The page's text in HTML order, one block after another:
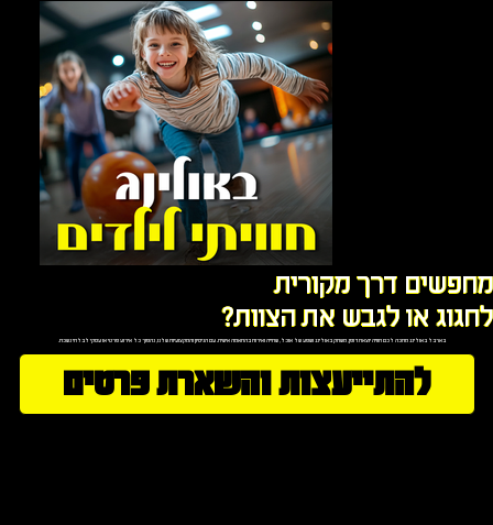
מחפשים דרך מקורית
לחגוג או לגבש את הצוות?
בארבל באולינג מחכה לכם חוויה יוצאת דופן, משחק באולינג ושפע של אוכל, שתייה ואירוח בהתאמה אישית. עם הניסיון והמקצועיות שלנו, נהפוך כל אירוע פרטי או עסקי לבלתי נשכח.
להתייעצות והשארת פרטים